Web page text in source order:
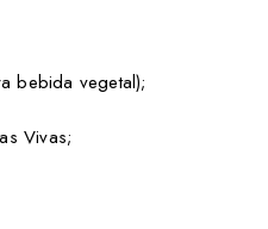
bebida vegetal);
Vivas;